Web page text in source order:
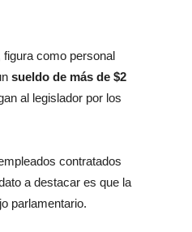
figura como personal
sueldo de más de $2
al legislador por los
contratados
a destacar es que la
parlamentario.